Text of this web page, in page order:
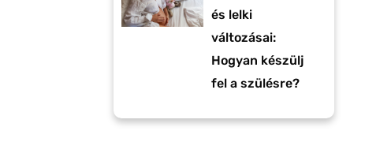
és lelki
változásai:
Hogyan készülj
fel a szülésre?